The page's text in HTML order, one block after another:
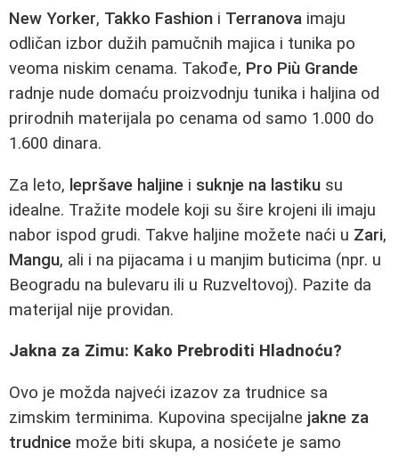
New Yorker, Takko Fashion i Terranova imaju
odličan izbor dužih pamučnih majica i tunika po
veoma niskim cenama. Takođe, Pro Più Grande
radnje nude domaću proizvodnju tunika i haljina od
prirodnih materijala po cenama od samo 1.000 do
1.600 dinara.
Za leto, lepršave haljine i suknje na lastiku su
idealne. Tražite modele koji su šire krojeni ili imaju
nabor ispod grudi. Takve haljine možete naći u Zari,
Mangu, ali i na pijacama i u manjim buticima (npr. u
Beogradu na bulevaru ili u Ruzveltovoj). Pazite da
materijal nije providan.
Jakna za Zimu: Kako Prebroditi Hladnoću?
Ovo je možda najveći izazov za trudnice sa
zimskim terminima. Kupovina specijalne jakne za
trudnice može biti skupa, a nosićete je samo